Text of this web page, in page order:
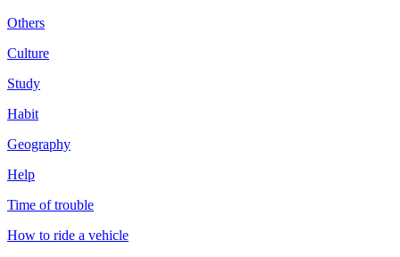
Others
Culture
Study
Habit
Geography
Help
Time of trouble
How to ride a vehicle